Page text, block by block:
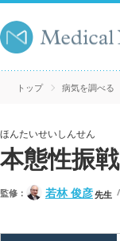
トップ 病気を調べる
ほんたいせいしんせん
本態性振戦
監修： 若林 俊彦先生